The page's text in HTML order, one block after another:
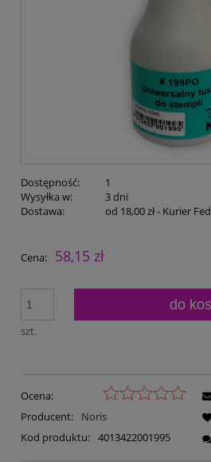
Dostępność:
1
Wysyłka w:
3 dni
Dostawa:
od 18,00 zł- Kurier
Cena nie zawiera ewentualnych
Cena: 58,15 zł
szt.
do
Ocena:
Producent:
Noris
Kod produktu: 4013422001995